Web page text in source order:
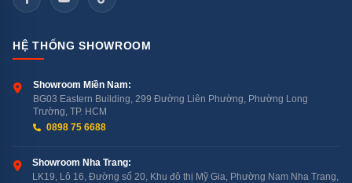
cửa khác không có Twin Cooling Plus:
Tủ lạnh thông thường (1 dàn lạnh): Một dàn lạnh làm
khô thổi vào ngăn lạnh → Rau củ bị héo nhanh → Mùi
thực phẩm pha lẫn giữa 2 ngăn.
riêng, ngăn đá có dàn lạnh riêng → Hoạt động hoàn toàn
HỆ THỐNG SHOWROOM
Showroom Miền Nam:
BG03 Eastern Building, 299 Đường Liên Phường, Phường Long
Trường, TP. HCM
0898 75 6688
Showroom Nha Trang:
LK19, Lô 16, Đường số 20, Khu đô thị Mỹ Gia, Phường Nam Nha Trang,